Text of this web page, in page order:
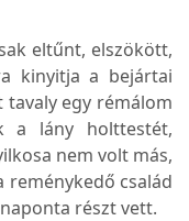
eltűnt, elszökött,
kinyitja a bejártai
tavaly egy rémálom
a lány holttestét,
nem volt más,
reménykedő család
részt vett.